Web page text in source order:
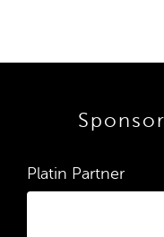
Platin Partner